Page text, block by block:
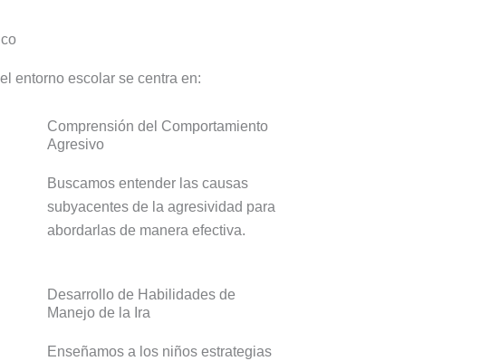
entorno escolar se centra en:
Comprensión del Comportamiento
Agresivo
Buscamos entender las causas
subyacentes de la agresividad para
abordarlas de manera efectiva.
Desarrollo de Habilidades de
Manejo de la Ira
Enseñamos a los niños estrategias